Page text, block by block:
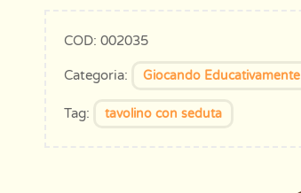
del
prodotto
COD:002035
Categoria: Giocando Educativamente
Tag: tavolino con seduta